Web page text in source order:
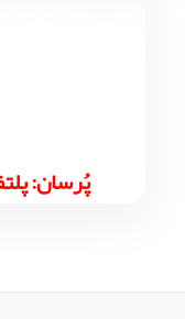
پُرسان: